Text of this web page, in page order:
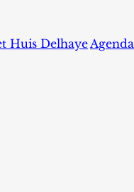
Huis DelhayeAgenda